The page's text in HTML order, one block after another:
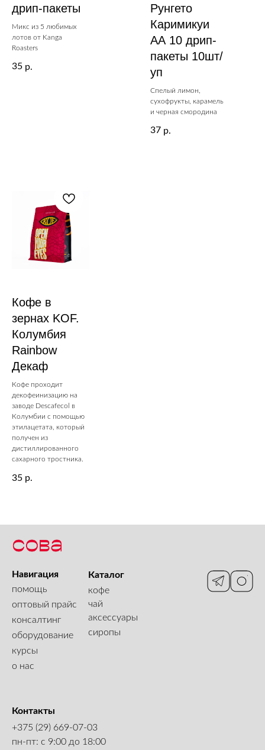
дрип-пакеты
Микс из 5 любимых
лотов от Kanga
Roasters
35 р.
Рунгето
Каримикуи
АА 10 дрип-
пакеты 10шт/
уп
Спелый лимон,
сухофрукты, карамель
и черная смородина
37 р.
Кофе в
зернах KOF.
Колумбия
Rainbow
Декаф
Кофе проходит
декофеинизацию на
заводе Descafecol в
Колумбии с помощью
этилацетата, который
получен из
дистиллированного
сахарного тростника.
35 р.
Каталог
кофе
чай
аксессуары
сиропы
Навигация
помощь
оптовый прайс
оборудование
консалтинг
курсы
о нас
Контакты
+375 (29) 669-07-03
пн-пт: с 9:00 до 18:00